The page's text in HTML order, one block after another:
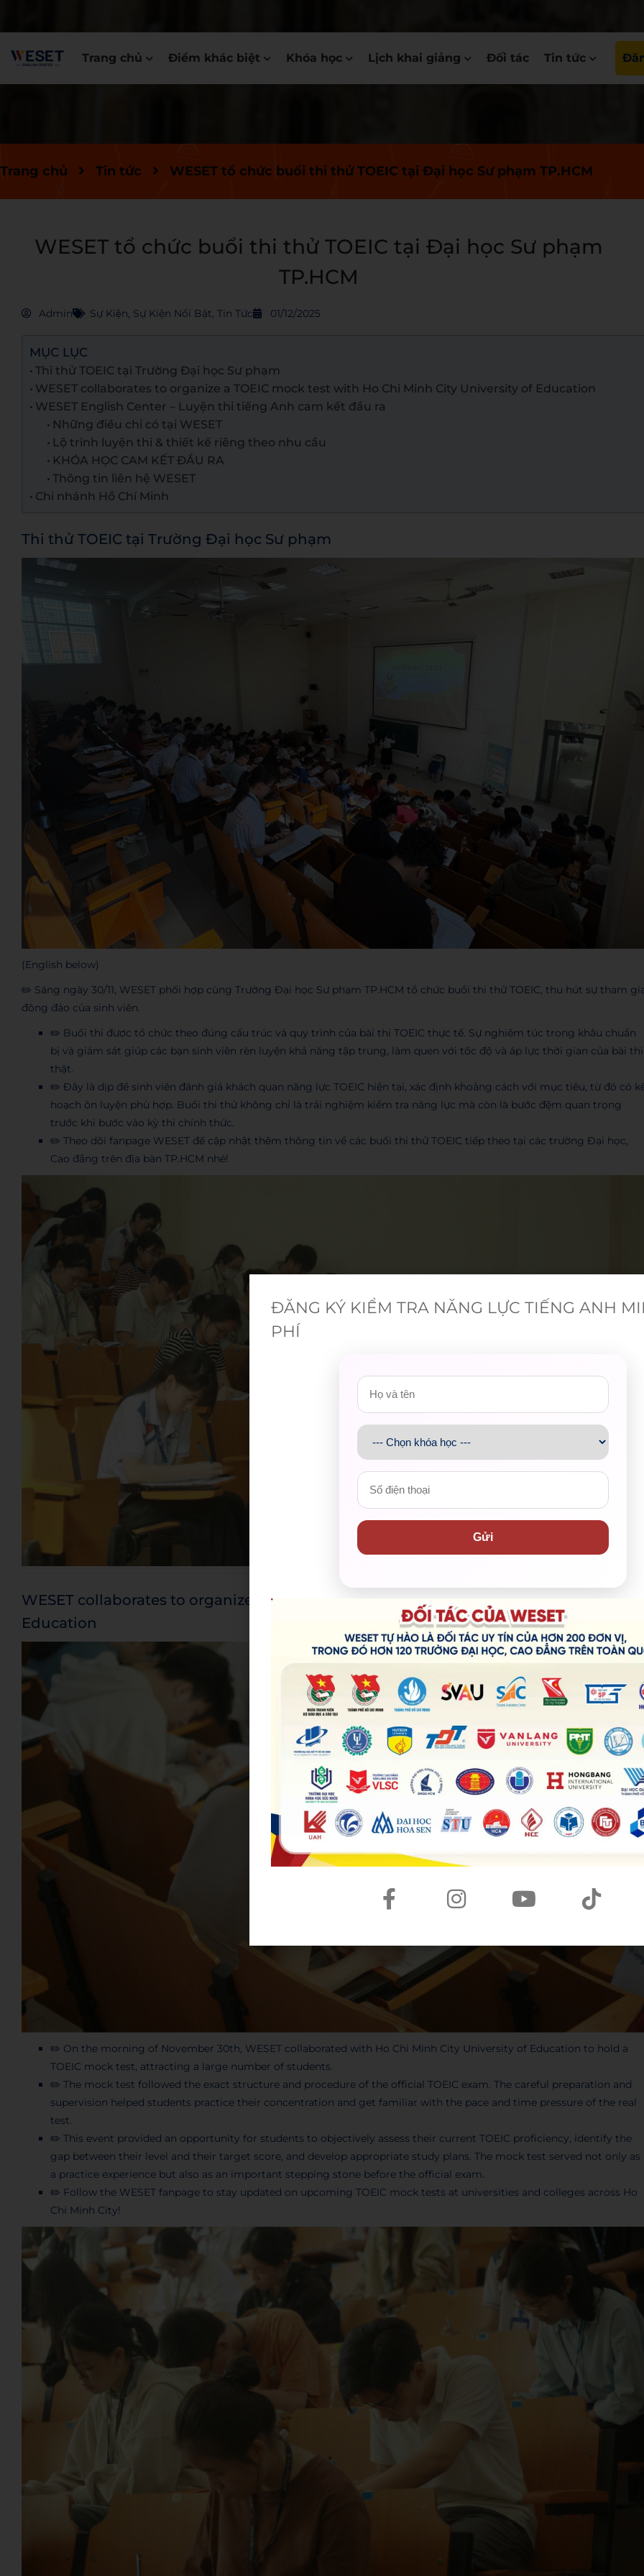
Trang chủ Điểm khác biệt Khóa học Lịch khai giảng Đối tác Tin tức
Trang chủ Tin tức WESET tổ chức buổi thi thử TOEIC tại Đại học Sư phạm TP.HCM
WESET tổ chức buổi thi thử TOEIC tại Đại học Sư phạm
TP.HCM
Admin Sự Kiện, Sự Kiện Nổi Bật, Tin Tức 01/12/2025
MỤC LỤC
Thi thử TOEIC tại Trường Đại học Sư phạm
WESET collaborates to organize a TOEIC mock test with Ho Chi Minh City University of Education
WESET English Center – Luyện thi tiếng Anh cam kết đầu ra
Những điều chỉ có tại WESET
Lộ trình luyện thi & thiết kế riêng theo nhu cầu
KHÓA HỌC CAM KẾT ĐẦU RA
Thông tin liên hệ WESET
Chi nhánh Hồ Chí Minh
Thi thử TOEIC tại Trường Đại học Sư phạm
(English below)
✏️ Sáng ngày 30/11, WESET phối hợp cùng Trường Đại học Sư phạm TP.HCM tổ chức buổi thi thử TOEIC, thu hút sự tham
đông đảo của sinh viên.
✏️ Buổi thi được tổ chức theo đúng cấu trúc và quy trình của bài thi TOEIC thực tế. Sự nghiêm túc trong khâu chuẩn
bị và giám sát giúp các bạn sinh viên rèn luyện khả năng tập trung, làm quen với tốc độ và áp lực thời gian của bài thi
thật.
✏️ Đây là dịp để sinh viên đánh giá khách quan năng lực TOEIC hiện tại, xác định khoảng cách với mục tiêu, từ đó có
hoạch ôn luyện phù hợp. Buổi thi thử không chỉ là trải nghiệm kiểm tra năng lực mà còn là bước đệm quan trọng
trước khi bước vào kỳ thi chính thức.
✏️ Theo dõi fanpage WESET để cập nhật thêm thông tin về các buổi thi thử TOEIC tiếp theo tại các trường Đại học,
Cao đẳng trên địa bàn TP.HCM nhé!
WESET collaborates to organize a TOEIC mock test with Ho Chi Minh City University of
Education
✏️ On the morning of November 30th, WESET collaborated with Ho Chi Minh City University of Education to hold a
TOEIC mock test, attracting a large number of students.
✏️ The mock test followed the exact structure and procedure of the official TOEIC exam. The careful preparation and
supervision helped students practice their concentration and get familiar with the pace and time pressure of the real
test.
✏️ This event provided an opportunity for students to objectively assess their current TOEIC proficiency, identify the
gap between their level and their target score, and develop appropriate study plans. The mock test served not only as
a practice experience but also as an important stepping stone before the official exam.
✏️ Follow the WESET fanpage to stay updated on upcoming TOEIC mock tests at universities and colleges across Ho
Chi Minh City!
ĐĂNG KÝ KIỂM TRA NĂNG LỰC TIẾNG ANH
PHÍ
Gửi